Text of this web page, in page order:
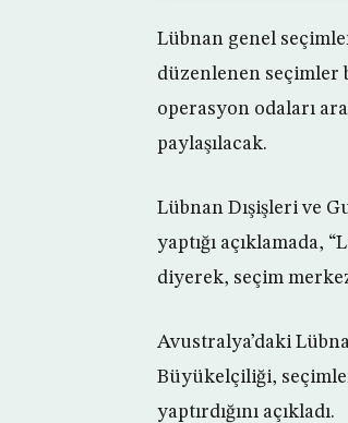
Lübnan genel
düzenlenen seçimler
operasyon odaları
paylaşılacak.
Lübnan Dışişleri ve
yaptığı açıklamada,
diyerek, seçim
Avustralya’daki
Büyükelçiliği,
yaptırdığını açıkladı.